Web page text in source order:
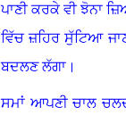
ਪਾਣੀ ਕਰਕੇ ਵੀ ਝੋਨਾ
ਵਿੱਚ ਜ਼ਹਿਰ ਸੁੱਟਿਆ
ਬਦਲਣ ਲੱਗਾ ।
ਸਮਾਂ ਆਪਣੀ ਚਾਲ